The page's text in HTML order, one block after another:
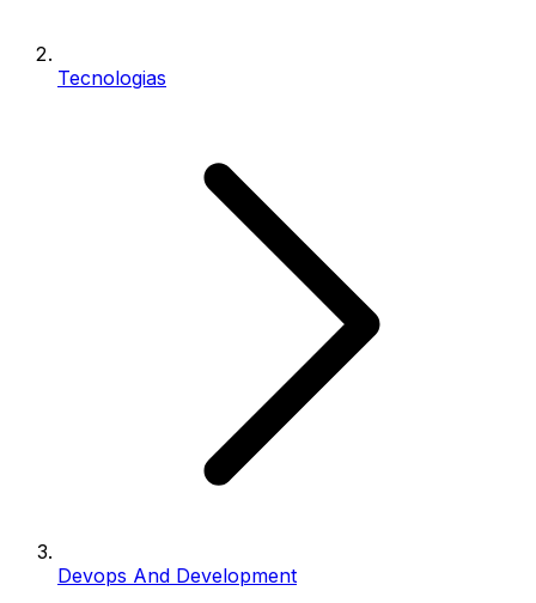
Tecnologias
Devops And Development